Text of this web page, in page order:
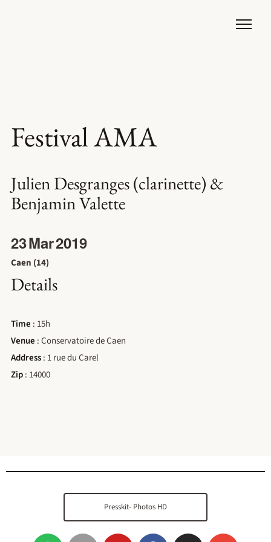
Festival AMA
Julien Desgranges (clarinette) &
Benjamin Valette
23Mar2019
Caen (14)
Details
Time : 15h
Venue : Conservatoire de Caen
Address: 1 rue du Carel
Zip: 14000
Presskit- Photos HD